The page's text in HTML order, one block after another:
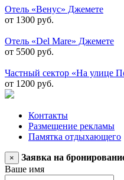
Отель «Венус» Джемете
от 1300 руб.
Отель «Del Mare» Джемете
от 5500 руб.
Частный сектор «На улице
от 1200 руб.
Контакты
Размещение рекламы
Памятка отдыхающего
×
Заявка на
Ваше имя